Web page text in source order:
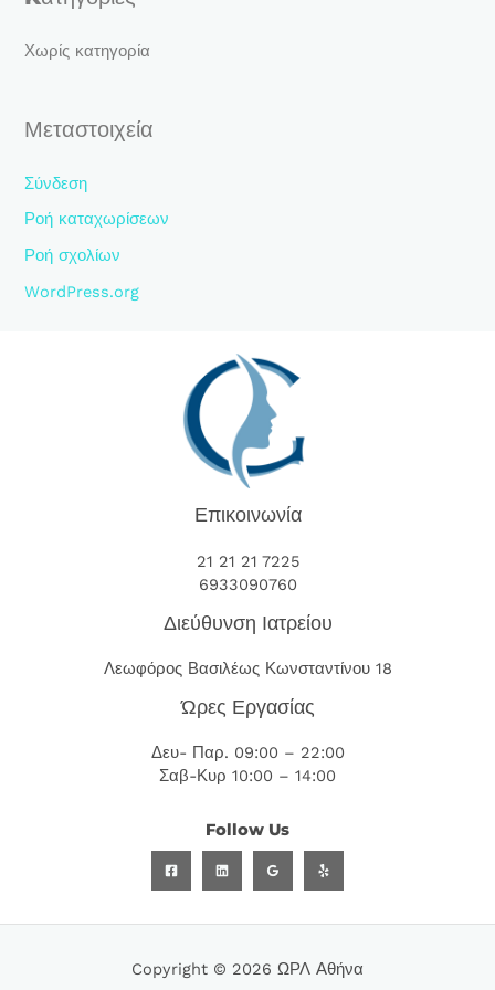
γ
:
Χωρίς κατηγορία
Μεταστοιχεία
Σύνδεση
Ροή καταχωρίσεων
Ροή σχολίων
WordPress.org
Επικοινωνία
21 21 21 7225
6933090760
Διεύθυνση Ιατρείου
Λεωφόρος Βασιλέως Κωνσταντίνου 18
Ώρες Εργασίας
Δευ- Παρ. 09:00 – 22:00
Σαβ-Κυρ 10:00 – 14:00
Follow Us
Copyright © 2026 ΩΡΛ Αθήνα